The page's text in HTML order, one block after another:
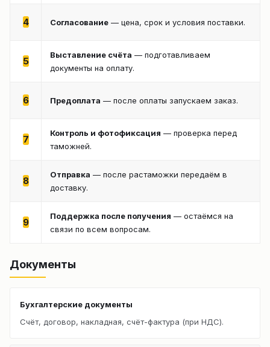
4 Согласование — цена, срок и условия поставки.
5
Выставление счёта — подготавливаем
документы на оплату.
6 Предоплата — после оплаты запускаем заказ.
7
Контроль и фотофиксация — проверка перед
таможней.
8
Отправка — после растаможки передаём в
доставку.
9
Поддержка после получения — остаёмся на
связи по всем вопросам.
Документы
Бухгалтерские документы
Счёт, договор, накладная, счёт-фактура (при НДС).